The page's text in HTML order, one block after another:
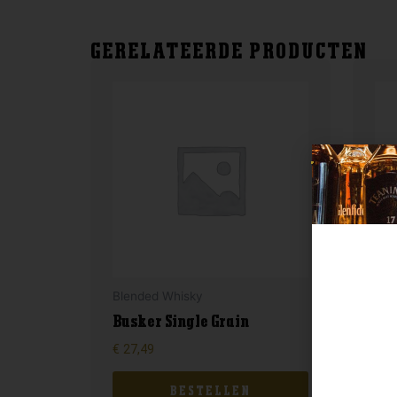
GERELATEERDE PRODUCTEN
Busker Single Grain
€ 27,49
BESTELLEN